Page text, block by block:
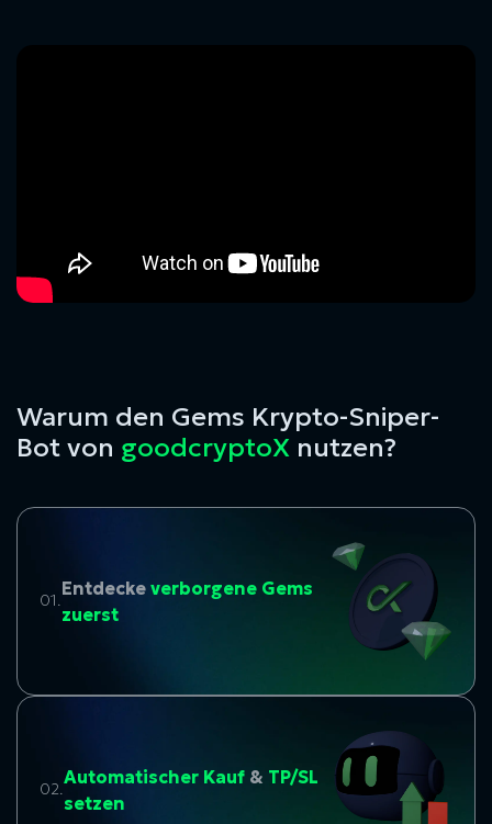
Warum den Gems Krypto-Sniper-
Bot von goodcryptoX nutzen?
01.
Entdecke verborgene Gems
zuerst
02.
Automatischer Kauf & TP/SL
setzen